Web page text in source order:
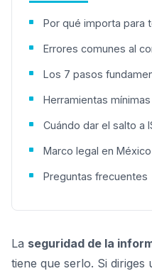
La seguridad de la
tiene que serlo. Si diriges
Por qué importa para
Errores comunes al
Los 7 pasos
Herramientas mínimas
Cuándo dar el salto a
Marco legal en México
Preguntas frecuentes